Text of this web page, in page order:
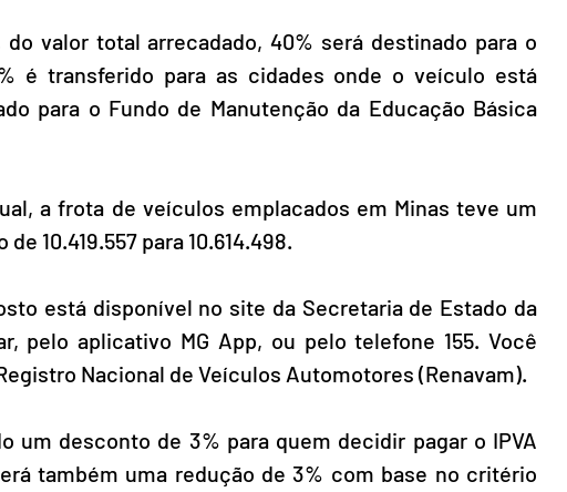
valor total arrecadado, 40% será destinado para o
é transferido para as cidades onde o veículo está
para o Fundo de Manutenção da Educação Básica
a frota de veículos emplacados em Minas teve um
10.419.557 para 10.614.498.
está disponível no site da Secretaria de Estado da
pelo aplicativo MG App, ou pelo telefone 155. Você
Nacional de Veículos Automotores (Renavam).
um desconto de 3% para quem decidir pagar o IPVA
também uma redução de 3% com base no critério